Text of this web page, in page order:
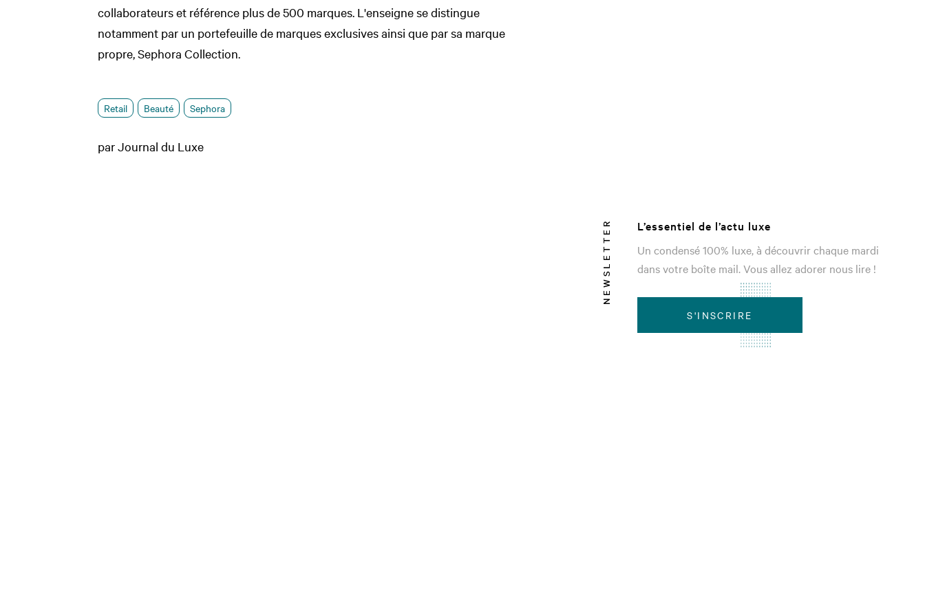
collaborateurs et référence plus de 500 marques. L'enseigne se distingue
notamment par un portefeuille de marques exclusives ainsi que par sa marque
propre, Sephora Collection.
Retail Beauté Sephora
par Journal du Luxe
NEWSLETTER
L’essentiel de l’actu luxe
Un condensé 100% luxe, à découvrir chaque mardi
dans votre boîte mail. Vous allez adorer nous lire !
S'INSCRIRE